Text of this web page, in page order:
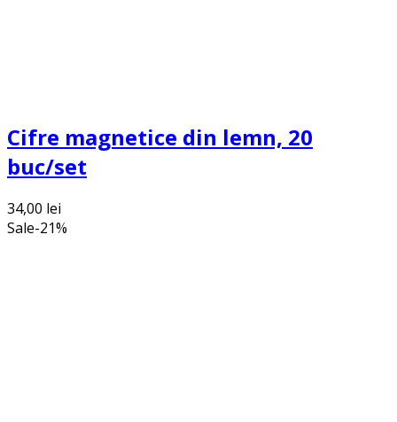
Cifre magnetice din lemn, 20
buc/set
34,00 lei
Sale-21%